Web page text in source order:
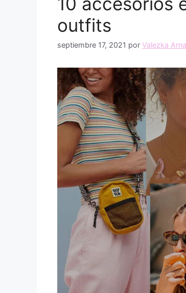
outfits
septiembre 17, 2021 por Valezka